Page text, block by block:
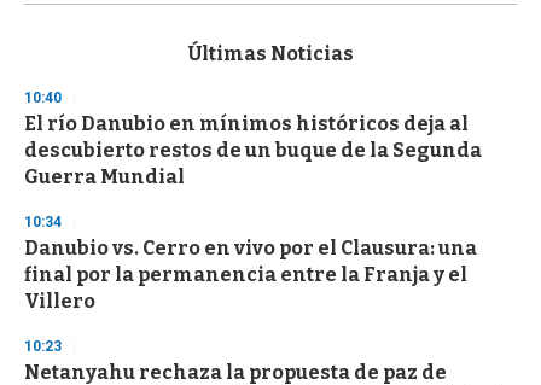
s
d
s
o
f
3
s
e
c
o
n
Últimas Noticias
10:40
El río Danubio en mínimos históricos deja al
descubierto restos de un buque de la Segunda
Guerra Mundial
10:34
Danubio vs. Cerro en vivo por el Clausura: una
final por la permanencia entre la Franja y el
Villero
10:23
Netanyahu rechaza la propuesta de paz de